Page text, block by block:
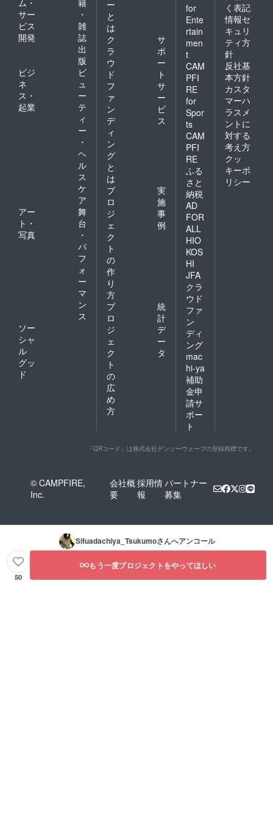
す。 国
内にて
一つ一
つ手作
りで製
造して
おりま
すの
で、若
干お時
間がか
かるこ
とがご
ざいま
す。 何
卒ご理
解のほ
ど宜し
す。 国
内にて
一つ一
つ手作
りで製
造して
おりま
すの
で、若
干お時
間がか
かるこ
とがご
ざいま
す。 何
卒ご理
解のほ
ど宜し
くお願
サー
ビス
開発
・
雑
誌
出
版
ビジ
ネ
ス・
起業
ビ
ュ
ー
テ
ィ
ー
・
ヘ
ル
ス
ケ
ア
アー
ト・
写真
舞
台
・
パ
フ
ォ
ー
マ
ン
ス
ソー
シャ
ル
グッ
ド
ー
と
は
ク
ラ
ウ
ド
フ
ァ
ン
デ
ィ
ン
グ
と
は
サ
ポ
ー
ト
サ
ー
ビ
ス
プ
ロ
ジ
ェ
ク
ト
の
作
り
方
実
施
事
例
プ
ロ
ジ
ェ
ク
ト
の
広
め
方
統
計
デ
ー
タ
for
Ente
rtain
men
t
CAM
PFI
RE
for
Spor
ts
CAM
PFI
RE
ふる
さと
納税
AD
FOR
ALL
HIO
KOS
HI
JFA
クラ
ウド
ファ
ン
ディ
ング
mac
hi-ya
補助
金申
請サ
ポー
ト
く表記
情報セ
キュリ
ティ方
針
反社基
本方針
カスタ
マーハ
ラスメ
ントに
対する
考え方
クッ
キーポ
リシー
「QRコード」は株式会社デンソーウェーブの登録商標です。
© CAMPFIRE,
Inc.
会社概
要
採用情
報
パートナー
募集
Sifuadachiya_Tsukumoさんへアンコール
50
もう一度プロジェクトをやってほしい